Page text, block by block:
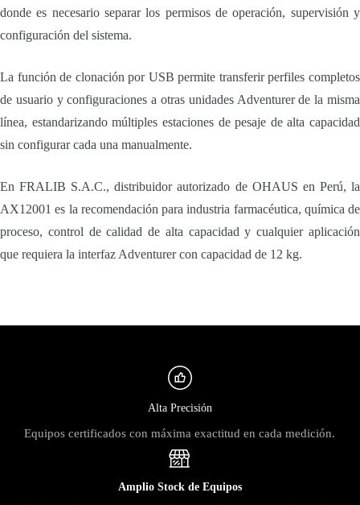
donde es necesario separar los permisos de operación, supervisión y
configuración del sistema.
La función de clonación por USB permite transferir perfiles completos
de usuario y configuraciones a otras unidades Adventurer de la misma
línea, estandarizando múltiples estaciones de pesaje de alta capacidad
sin configurar cada una manualmente.
En FRALIB S.A.C., distribuidor autorizado de OHAUS en Perú, la
AX12001 es la recomendación para industria farmacéutica, química de
proceso, control de calidad de alta capacidad y cualquier aplicación
que requiera la interfaz Adventurer con capacidad de 12 kg.
Alta Precisión
Equipos certificados con máxima exactitud en cada medición.
Amplio Stock de Equipos